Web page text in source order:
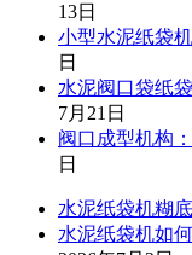
13日
小型水泥纸袋
日
水泥阀口袋纸
7月21日
阀口成型机构
日
水泥纸袋机糊
水泥纸袋机如